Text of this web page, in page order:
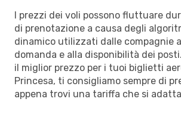
I prezzi dei voli possono fluttuare
di prenotazione a causa degli
dinamico utilizzati dalle compagnie
domanda e alla disponibilità dei
il miglior prezzo per i tuoi biglietti
Princesa, ti consigliamo sempre di
appena trovi una tariffa che si